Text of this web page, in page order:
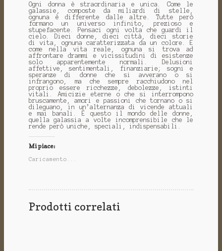
Ogni donna è straordinaria e unica. Come le
galassie, composte da miliardi di stelle,
ognuna è differente dalle altre. Tutte però
formano un universo infinito, prezioso e
stupefacente. Pensaci ogni volta che guardi il
cielo. Dieci donne, dieci città, dieci storie
di vita, ognuna caratterizzata da un colore. E
come nella vita reale, ognuna si trova ad
affrontare drammi e vicissitudini di esistenze
solo apparentemente normali. Delusioni
affettive, sentimentali, finanziarie; sogni e
speranze di donne che si avverano o si
infrangono, ma che sempre racchiudono nel
proprio essere ricchezze, debolezze, istinti
vitali. Amicizie eterne o che si interrompono
bruscamente, amori e passioni che tornano o si
dileguano, in un’alternanza di vicende attuali
e mai banali. È questo il mondo delle donne,
quella galassia a volte incomprensibile che le
rende però uniche, speciali, indispensabili.
Mi piace:
Caricamento...
Prodotti correlati